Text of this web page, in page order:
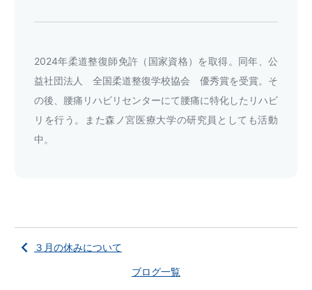
2024年柔道整復師免許（国家資格）を取得。同年、公
益社団法人 全国柔道整復学校協会 優秀賞を受賞。そ
の後、腰痛リハビリセンターにて腰痛に特化したリハビ
リを行う。また森ノ宮医療大学の研究員としても活動
中。
３月の休みについて
ブログ一覧